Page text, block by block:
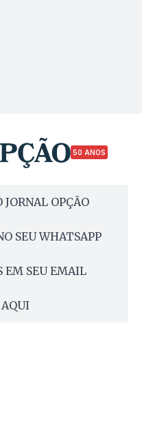
50 ANOS
JORNAL OPÇÃO
SEU WHATSAPP
EM SEU EMAIL